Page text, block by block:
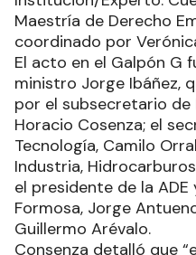
Maestría de Derecho
coordinado por
El acto en el Galpón G
ministro Jorge Ibáñez,
por el subsecretario de
Horacio Cosenza; el
Tecnología, Camilo
Industria,
el presidente de la
Formosa, Jorge
Guillermo Arévalo.
Consenza detalló que